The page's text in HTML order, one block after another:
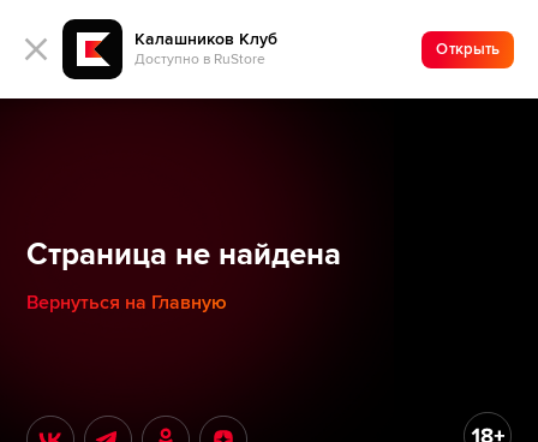
Калашников Клуб
Доступно в RuStore
Открыть
Страница не найдена
Вернуться на Главную